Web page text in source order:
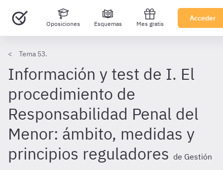
Oposiciones Esquemas Mes gratis
Acceder
Tema 53.
Información y test de I. El
procedimiento de
Responsabilidad Penal del
Menor: ámbito, medidas y
principios reguladores de Gestión